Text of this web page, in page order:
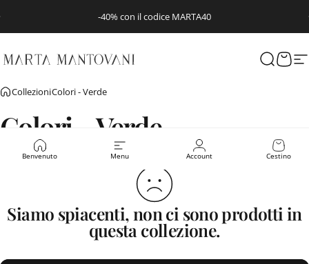
-40% con il codice MARTA40
Marta Mantovani Cerca
Benvenuto Menu Account Cestino
CollezioniColori - Verde
Colori Verde
Siamo spiacenti, non ci sono prodotti in
questa collezione.